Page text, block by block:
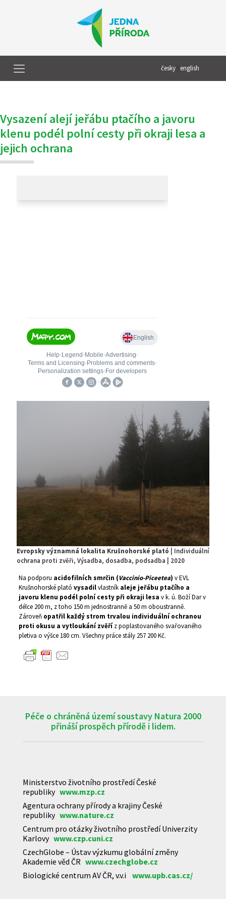
česky english
Vysazení alejí jeřábu ptačího a javoru
klenu podél polní cesty při okraji lesa a
jejich ochrana
Evropsky významná lokalita Krušnohorské plató | Individuální
ochrana proti zvěři, Výsadba, dosadba, podsadba | 2020
Na podporu acidofilních smrčin (Vaccinio-Piceetea) v EVL
Krušnohorské plató vysadilvlastník aleje jeřábu ptačího a
javoru klenu podél polní cesty při okraji lesa v k. ú. Boží Dar v
délce 200 m, z toho 150 m jednostranně a 50 m oboustranně.
Zároveň opatřil každý strom trvalou individuální ochranou
proti okusu a vytloukání zvěříz poplastovaného svařovaného
pletiva o výšce 180 cm. Všechny práce stály 257 200 Kč.
Péče o chráněná území soustavy Natura 2000
přináší prospěch přírodě i lidem.
Ministerstvo životního prostředí České
republiky www.mzp.cz
Agentura ochrany přírody a krajiny České
republiky www.nature.cz
Centrum pro otázky životního prostředí Univerzity
Karlovy www.czp.cuni.cz
CzechGlobe – Ústav výzkumu globální změny
Akademie věd ČR www.czechglobe.cz
Biologické centrum AV ČR, v.v.i www.upb.cas.cz/